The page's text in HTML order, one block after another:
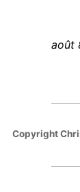
août
Copyright